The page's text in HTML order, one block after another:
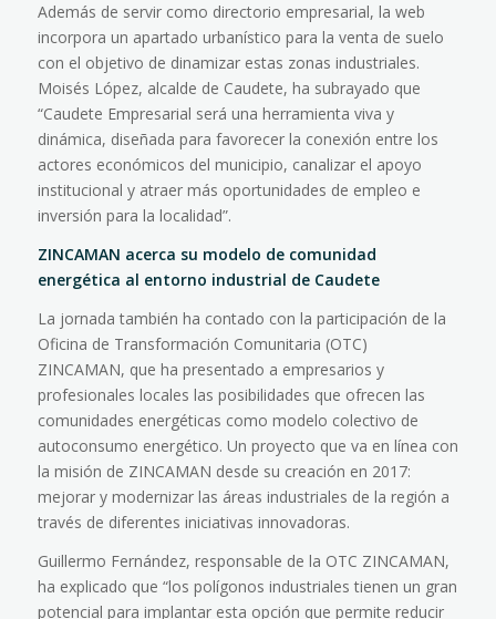
Además de servir como directorio empresarial, la web
incorpora un apartado urbanístico para la venta de suelo
con el objetivo de dinamizar estas zonas industriales.
Moisés López, alcalde de Caudete, ha subrayado que
“Caudete Empresarial será una herramienta viva y
dinámica, diseñada para favorecer la conexión entre los
actores económicos del municipio, canalizar el apoyo
institucional y atraer más oportunidades de empleo e
inversión para la localidad”.
ZINCAMAN acerca su modelo de comunidad
energética al entorno industrial de Caudete
La jornada también ha contado con la participación de la
Oficina de Transformación Comunitaria (OTC)
ZINCAMAN, que ha presentado a empresarios y
profesionales locales las posibilidades que ofrecen las
comunidades energéticas como modelo colectivo de
autoconsumo energético. Un proyecto que va en línea con
la misión de ZINCAMAN desde su creación en 2017:
mejorar y modernizar las áreas industriales de la región a
través de diferentes iniciativas innovadoras.
Guillermo Fernández, responsable de la OTC ZINCAMAN,
ha explicado que “los polígonos industriales tienen un gran
potencial para implantar esta opción que permite reducir